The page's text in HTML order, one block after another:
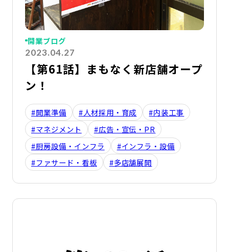
2023.04.27
開業ブログ
【第61話】まもなく新店舗オープ
ン！
#開業準備 #人材採用・育成
#内装工事
#マネジメント
#広告・宣伝・PR
#厨房設備・インフラ
#インフラ・設備
#ファサード・看板
#多店舗展開